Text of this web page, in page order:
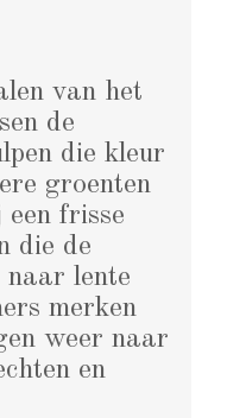
van het
de
die kleur
groenten
een frisse
die de
lente
merken
weer naar
en